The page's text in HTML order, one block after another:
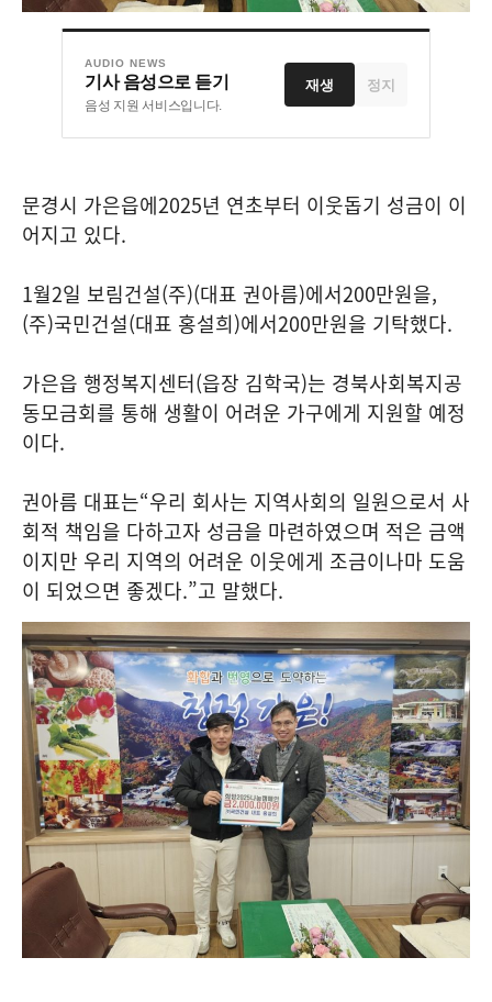
AUDIO NEWS
기사 음성으로 듣기
음성 지원 서비스입니다.
재생 정지
문경시 가은읍에2025년 연초부터 이웃돕기 성금이 이
어지고 있다.
1월2일 보림건설(주)(대표 권아름)에서200만원을,
(주)국민건설(대표 홍설희)에서200만원을 기탁했다.
가은읍 행정복지센터(읍장 김학국)는 경북사회복지공
동모금회를 통해 생활이 어려운 가구에게 지원할 예정
이다.
권아름 대표는“우리 회사는 지역사회의 일원으로서 사
회적 책임을 다하고자 성금을 마련하였으며 적은 금액
이지만 우리 지역의 어려운 이웃에게 조금이나마 도움
이 되었으면 좋겠다.”고 말했다.